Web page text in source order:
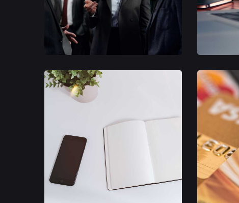
Client
Management
Business
Strategy
Trusted Business
Financial